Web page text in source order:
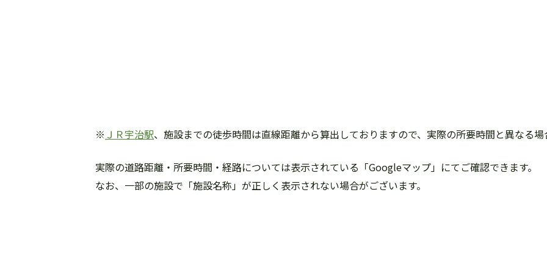
※ ＪＲ宇治駅、施設までの徒歩時間は直線距離から算出しておりますので、実際の所要時間と異なる場
実際の道路距離・所要時間・経路については表示されている「Googleマップ」にてご確認できます。
なお、一部の施設で「施設名称」が正しく表示されない場合がございます。